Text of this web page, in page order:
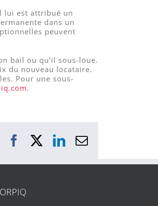
lui est attribué un
dans un
peuvent
bail ou qu’il sous-loue.
du nouveau locataire.
Pour une sous-
.
Facebook LinkedIn